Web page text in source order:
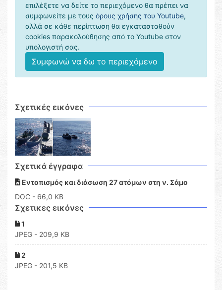
επιλέξετε να δείτε το περιεχόμενο θα πρέπει να
συμφωνείτε με τους όρους χρήσης του Youtube,
αλλά σε κάθε περίπτωση θα εγκατασταθούν
cookies παρακολούθησης από το Youtube στον
υπολογιστή σας.
Συμφωνώ να δω το περιεχόμενο
Σχετικές εικόνες
Σχετικά έγγραφα
Εντοπισμός και διάσωση 27 ατόμων στη ν. Σάμο
DOC - 66,0 KB
Σχετικες εικόνες
1
JPEG - 209,9 KB
2
JPEG - 201,5 KB